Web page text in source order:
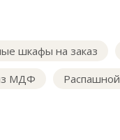
шкафы на заказ
МДФ